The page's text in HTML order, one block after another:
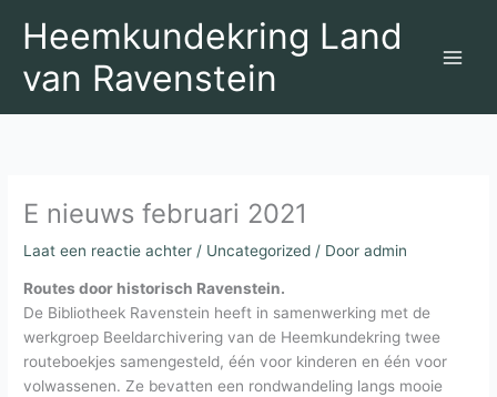
naar
inhoud
Heemkundekring Land
van Ravenstein
E nieuws februari 2021
Laat een reactie achter / Uncategorized / Dooradmin
Routes door historisch Ravenstein.
De Bibliotheek Ravenstein heeft in samenwerking met de
werkgroep Beeldarchivering van de Heemkundekring twee
routeboekjes samengesteld, één voor kinderen en één voor
volwassenen. Ze bevatten een rondwandeling langs mooie